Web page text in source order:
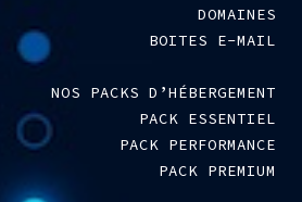
DOMAINES
BOITES E-MAIL
NOS PACKS D’HÉBERGEMENT
PACK ESSENTIEL
PACK PERFORMANCE
PACK PREMIUM